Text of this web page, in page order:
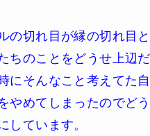
の切れ目が縁の切れ目
ちのことをどうせ上辺
にそんなこと考えてた
やめてしまったのでど
ています。